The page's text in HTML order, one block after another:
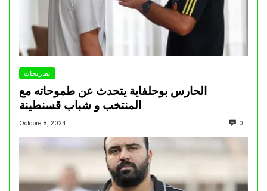
تصريحات
الحارس بوحلفاية يتحدث عن طموحاته مع
المنتخب و شباب قسنطينة
Octobre 8, 2024 0